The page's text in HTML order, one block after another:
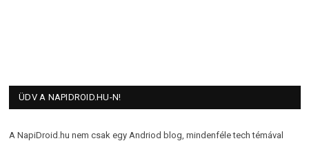
ÜDV A NAPIDROID.HU-N!
A NapiDroid.hu nem csak egy Andriod blog, mindenféle tech témával